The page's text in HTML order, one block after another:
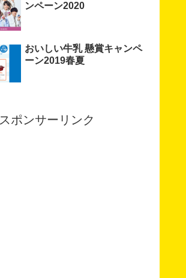
ンペーン2020
おいしい牛乳 懸賞キャンペ
ーン2019春夏
スポンサーリンク